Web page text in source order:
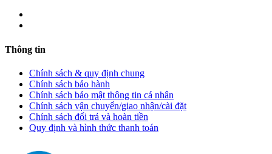
Thông tin
Chính sách & quy định chung
Chính sách bảo hành
Chính sách bảo mật thông tin cá nhân
Chính sách vận chuyển/giao nhận/cài đặt
Chính sách đổi trả và hoàn tiền
Quy định và hình thức thanh toán